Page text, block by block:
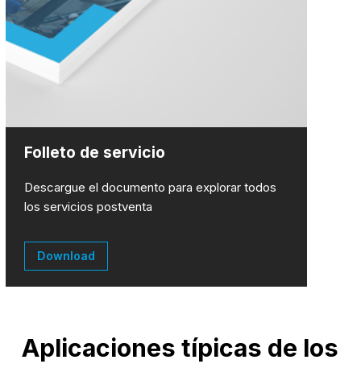
Folleto de servicio
Descargue el documento para explorar todos
los servicios postventa
Download
Aplicaciones típicas de los